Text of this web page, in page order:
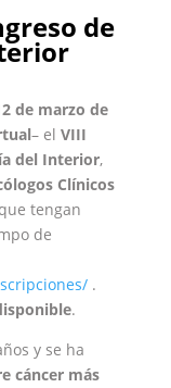
de
de marzo de
– el VIII
del Interior,
Clínicos
tengan
de
.
.
y se ha
cáncer más